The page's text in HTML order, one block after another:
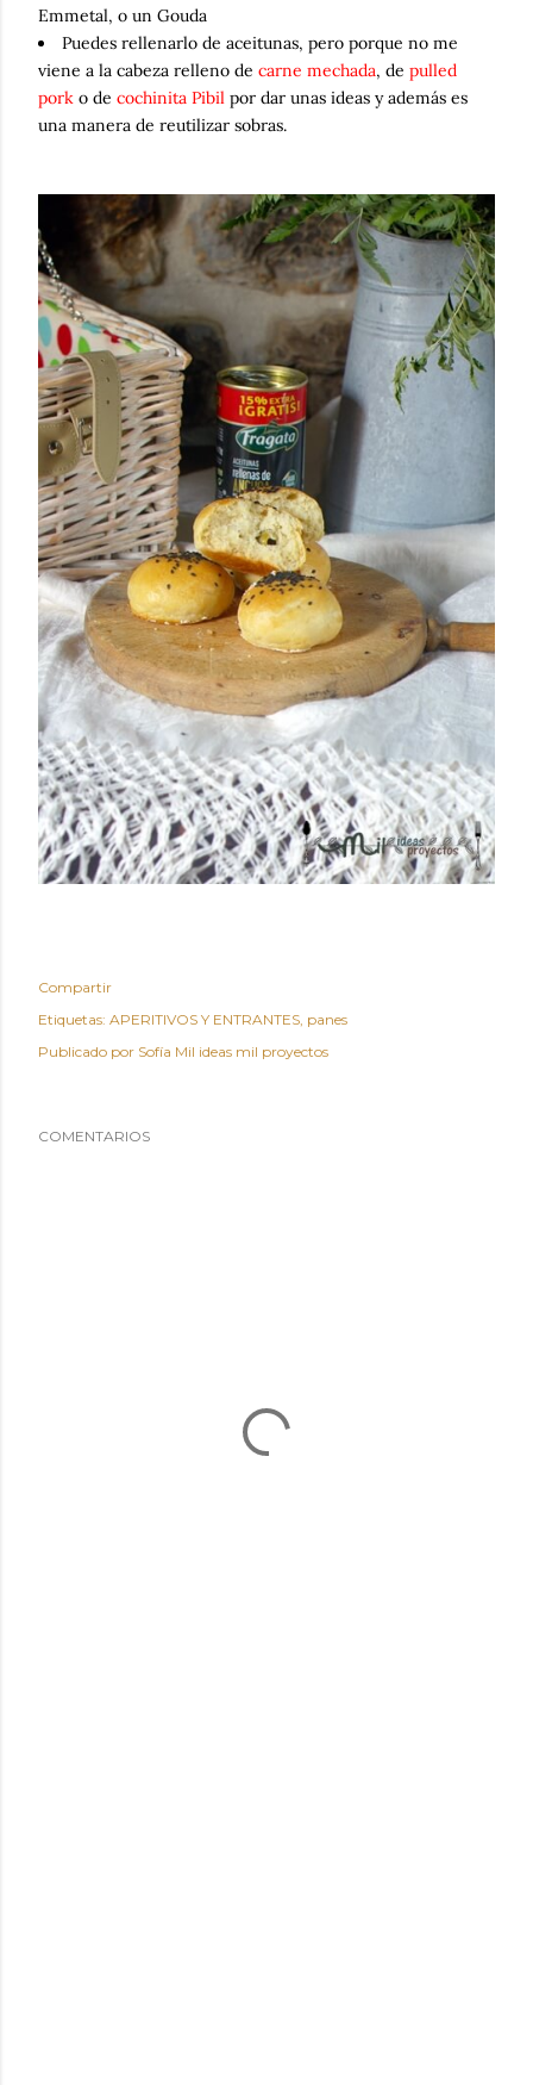
Emmetal, o un Gouda
Puedes rellenarlo de aceitunas, pero porque no me
viene a la cabeza relleno de carne mechada, de pulled
pork o de cochinita Pibil por dar unas ideas y además es
una manera de reutilizar sobras.
Compartir
Etiquetas: APERITIVOS Y ENTRANTES panes
Publicado por Sofía Mil ideas mil proyectos
COMENTARIOS